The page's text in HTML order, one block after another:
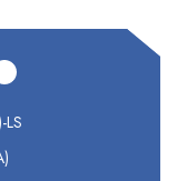
LS